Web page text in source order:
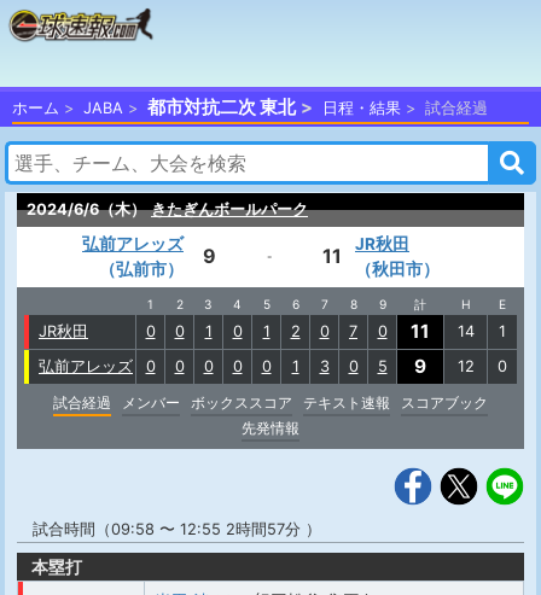
ホーム JABA 都市対抗二次 東北 日程・結果 試合経過
2024/6/6（木） きたぎんボールパーク
弘前アレッズ
（弘前市）
9 - 11
JR秋田
（秋田市）
1 2 3 4 5 6 7 8 9 計 H E
JR秋田 0 0 1 0 1 2 0 7 0 11 14
1
弘前アレッズ
0 0 0 0 0 1 3 0 5 9 12
0
試合経過
メンバー ボックススコア テキスト速報
スコアブック
先発情報
試合時間（09:58 〜 12:55 2時間57分 ）
本塁打